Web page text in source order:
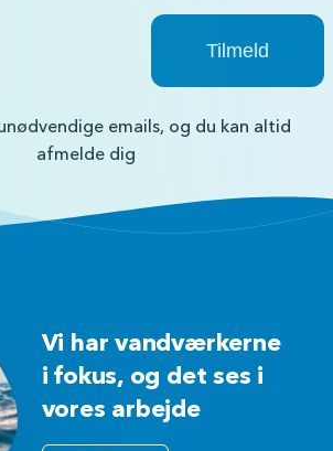
emails, og du kan altid
afmelde dig
Vi har vandværkerne
i fokus, og det ses i
vores arbejde